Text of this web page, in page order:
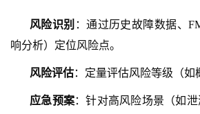
风险识别 ：通过历史故障数据、
响分析）定位风险点。
风险评估：定量评估风险等级（如
应急预案：针对高风险场景（如